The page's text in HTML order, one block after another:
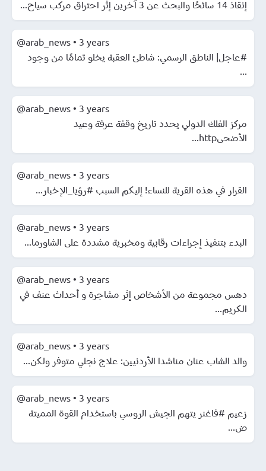
إنقاذ 14 سائحًا والبحث عن 3 آخرين إثر احتراق مركب سياح...
@arab_news • 3 years
#عاجل| الناطق الرسمي: شاطئ العقبة يخلو تمامًا من وجود
...
@arab_news • 3 years
مركز الفلك الدولي يحدد تاريخ وقفة عرفة وعيد
الأضحىhttp...
@arab_news • 3 years
القرار في هذه القرية للنساء! إليكم السبب #رؤيا_الإخبار...
@arab_news • 3 years
البدء بتنفيذ إجراءات رقابية ومخبرية مشددة على الشاورما...
@arab_news • 3 years
دهس مجموعة من الأشخاص إثر مشاجرة و أحداث عنف في
الكريم...
@arab_news • 3 years
والد الشاب عنان مناشدا الأردنيين: علاج نجلي متوفر ولكن...
@arab_news • 3 years
زعيم #فاغنر يتهم الجيش الروسي باستخدام القوة المميتة
ض...